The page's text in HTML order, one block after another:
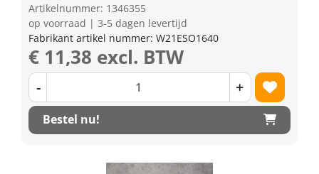
Artikelnummer: 1346355
op voorraad | 3-5 dagen levertijd
Fabrikant artikel nummer: W21ESO1640
€ 11,38 excl. BTW
- +
Bestel nu!